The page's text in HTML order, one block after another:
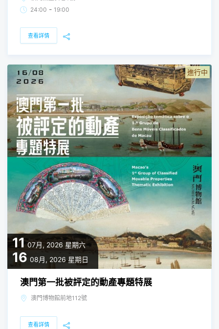
24:00 - 19:00
查看詳情
11 07月, 2026 星期六
16 08月, 2026 星期日
進行中
澳門第一批被評定的動產專題特展
澳門博物館前地112號
查看詳情